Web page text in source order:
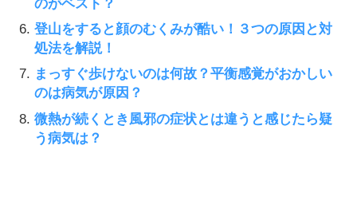
のがベスト？
登山をすると顔のむくみが酷い！３つの原因と対
処法を解説！
まっすぐ歩けないのは何故？平衡感覚がおかしい
のは病気が原因？
微熱が続くとき風邪の症状とは違うと感じたら疑
う病気は？